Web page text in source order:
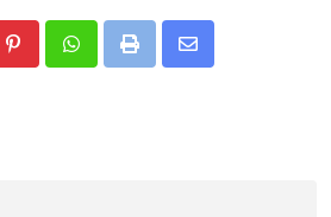
PinterestWhatsappPrint
Share